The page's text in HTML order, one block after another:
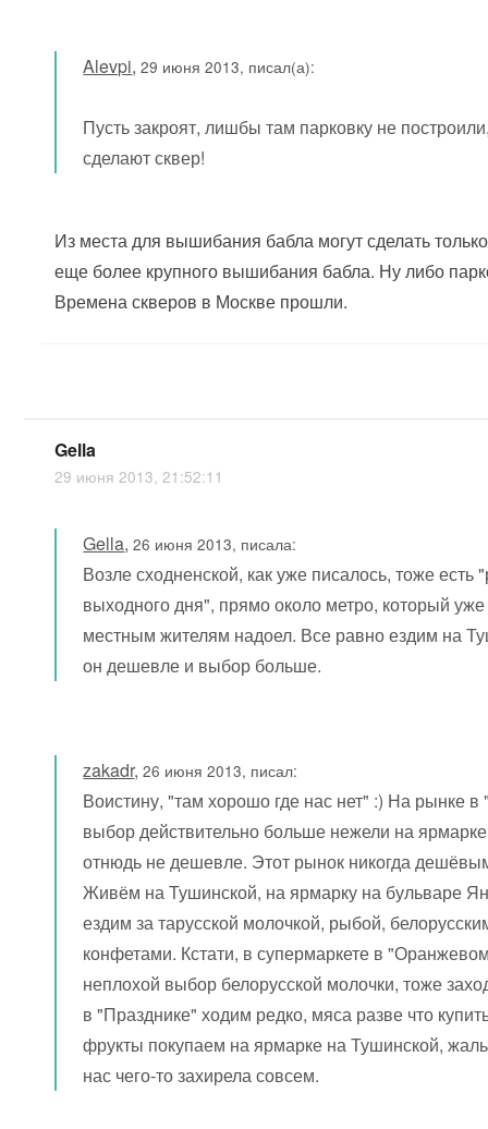
Alevpi,29 июня 2013, писал(а):
Пусть закроят, лишбы там парковку не
сделают сквер!
Из места для вышибания бабла могут сделать
еще более крупного вышибания бабла. Ну либо
Времена скверов в Москве прошли.
Gella
29 июня 2013, 21:52:11
Gella,26 июня 2013, писала:
Возле сходненской, как уже писалось, тоже есть
выходного дня", прямо около метро, который
местным жителям надоел. Все равно ездим на
он дешевле и выбор больше.
zakadr,26 июня 2013, писал:
Воистину, "там хорошо где нас нет" :) На рынке в
выбор действительно больше нежели на
отнюдь не дешевле. Этот рынок никогда
Живём на Тушинской, на ярмарку на бульваре
ездим за тарусской молочкой, рыбой,
конфетами. Кстати, в супермаркете в
неплохой выбор белорусской молочки, тоже
в "Празднике" ходим редко, мяса разве что
фрукты покупаем на ярмарке на Тушинской,
нас чего-то захирела совсем.